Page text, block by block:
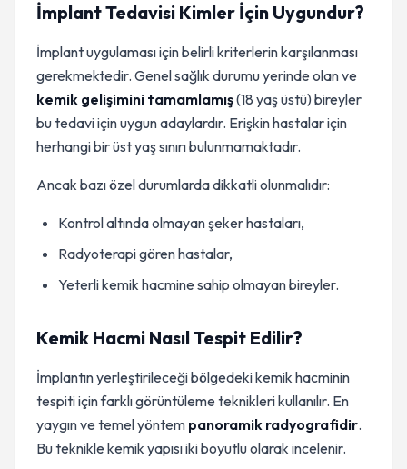
İmplant Tedavisi Kimler İçin Uygundur?
İmplant uygulaması için belirli kriterlerin karşılanması
gerekmektedir. Genel sağlık durumu yerinde olan ve
kemik gelişimini tamamlamış(18 yaş üstü) bireyler
bu tedavi için uygun adaylardır. Erişkin hastalar için
herhangi bir üst yaş sınırı bulunmamaktadır.
Ancak bazı özel durumlarda dikkatli olunmalıdır:
Kontrol altında olmayan şeker hastaları,
Radyoterapi gören hastalar,
Yeterli kemik hacmine sahip olmayan bireyler.
Kemik Hacmi Nasıl Tespit Edilir?
İmplantın yerleştirileceği bölgedeki kemik hacminin
tespiti için farklı görüntüleme teknikleri kullanılır. En
yaygın ve temel yöntem panoramik radyografidir.
Bu teknikle kemik yapısı iki boyutlu olarak incelenir.